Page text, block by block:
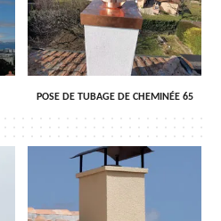
POSE DE TUBAGE DE CHEMINÉE 65